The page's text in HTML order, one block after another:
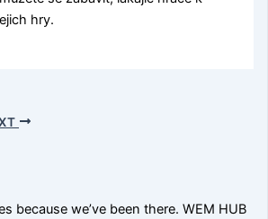
hry.
because we’ve been there. WEM HUB